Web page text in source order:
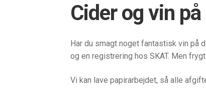
Cider og vin
Har du smagt noget fantastisk vin på
og en registrering hos SKAT. Men
Vi kan lave papirarbejdet, så alle